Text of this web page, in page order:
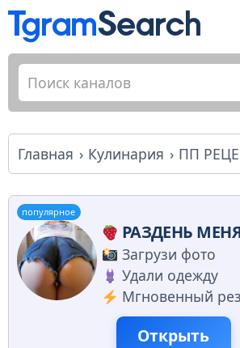
Главная Кулинария ПП
популярное
РАЗДЕНЬ
Загрузи фото
Удали одежду
Мгновенный
Открыть